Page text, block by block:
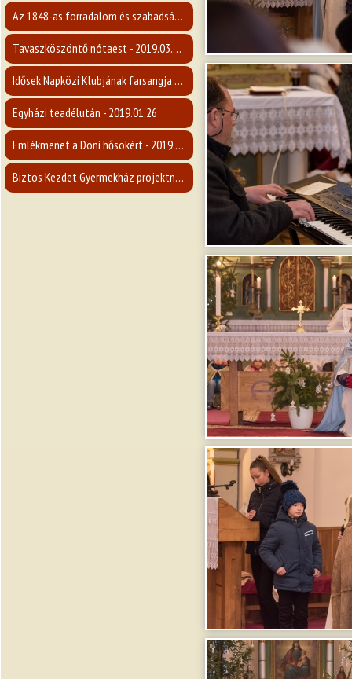
Az 1848-as forradalom és szabadságharc emlékére - 2019.03.14.
Tavaszköszöntő nótaest - 2019.03.09.
Idősek Napközi Klubjának farsangja - 2019.02.26.
Egyházi teadélután - 2019.01.26
Emlékmenet a Doni hősökért - 2019.01.19.
Biztos Kezdet Gyermekház projektnyitó rendezvény - 2019.01.12.